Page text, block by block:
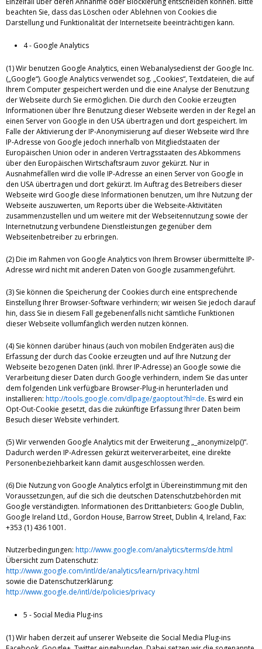
beachten Sie, dass das Löschen oder Ablehnen von Cookies die
Darstellung und Funktionalität der Internetseite beeinträchtigen kann.
4 - Google Analytics
(1) Wir benutzen Google Analytics, einen Webanalysedienst der Google Inc.
(„Google“). Google Analytics verwendet sog. „Cookies“, Textdateien, die auf
Ihrem Computer gespeichert werden und die eine Analyse der Benutzung
der Webseite durch Sie ermöglichen. Die durch den Cookie erzeugten
Informationen über Ihre Benutzung dieser Webseite werden in der Regel an
einen Server von Google in den USA übertragen und dort gespeichert. Im
Falle der Aktivierung der IP-Anonymisierung auf dieser Webseite wird Ihre
IP-Adresse von Google jedoch innerhalb von Mitgliedstaaten der
Europäischen Union oder in anderen Vertragsstaaten des Abkommens
über den Europäischen Wirtschaftsraum zuvor gekürzt. Nur in
Ausnahmefällen wird die volle IP-Adresse an einen Server von Google in
den USA übertragen und dort gekürzt. Im Auftrag des Betreibers dieser
Webseite wird Google diese Informationen benutzen, um Ihre Nutzung der
Webseite auszuwerten, um Reports über die Webseite-Aktivitäten
zusammenzustellen und um weitere mit der Webseitennutzung sowie der
Internetnutzung verbundene Dienstleistungen gegenüber dem
Webseitenbetreiber zu erbringen.
(2) Die im Rahmen von Google Analytics von Ihrem Browser übermittelte IP-
Adresse wird nicht mit anderen Daten von Google zusammengeführt.
(3) Sie können die Speicherung der Cookies durch eine entsprechende
Einstellung Ihrer Browser-Software verhindern; wir weisen Sie jedoch darauf
hin, dass Sie in diesem Fall gegebenenfalls nicht sämtliche Funktionen
dieser Webseite vollumfänglich werden nutzen können.
(4) Sie können darüber hinaus (auch von mobilen Endgeräten aus) die
Erfassung der durch das Cookie erzeugten und auf Ihre Nutzung der
Webseite bezogenen Daten (inkl. Ihrer IP-Adresse) an Google sowie die
Verarbeitung dieser Daten durch Google verhindern, indem Sie das unter
dem folgenden Link verfügbare Browser-Plug-in herunterladen und
installieren: http://tools.google.com/dlpage/gaoptout?hl=de. Es wird ein
Opt-Out-Cookie gesetzt, das die zukünftige Erfassung Ihrer Daten beim
Besuch dieser Website verhindert.
(5) Wir verwenden Google Analytics mit der Erweiterung „_anonymizeIp()“.
Dadurch werden IP-Adressen gekürzt weiterverarbeitet, eine direkte
Personenbeziehbarkeit kann damit ausgeschlossen werden.
(6) Die Nutzung von Google Analytics erfolgt in Übereinstimmung mit den
Voraussetzungen, auf die sich die deutschen Datenschutzbehörden mit
Google verständigten. Informationen des Drittanbieters: Google Dublin,
Google Ireland Ltd., Gordon House, Barrow Street, Dublin 4, Ireland, Fax:
+353 (1) 436 1001.
Nutzerbedingungen: http://www.google.com/analytics/terms/de.html
Übersicht zum Datenschutz:
http://www.google.com/intl/de/analytics/learn/privacy.html
sowie die Datenschutzerklärung:
http://www.google.de/intl/de/policies/privacy
5 - Social Media Plug-ins
(1) Wir haben derzeit auf unserer Webseite die Social Media Plug-ins